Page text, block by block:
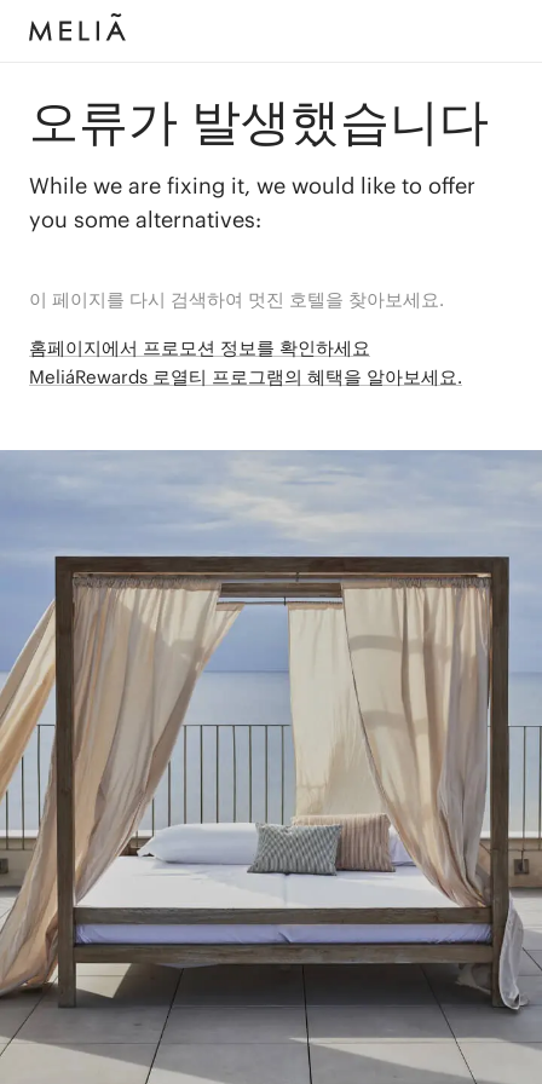
오류가 발생했습니다
While we are fixing it, we would like to offer
you some alternatives:
이 페이지를 다시 검색하여 멋진 호텔을 찾아보세요.
홈페이지에서 프로모션 정보를 확인하세요
MeliáRewards 로열티 프로그램의 혜택을 알아보세요.